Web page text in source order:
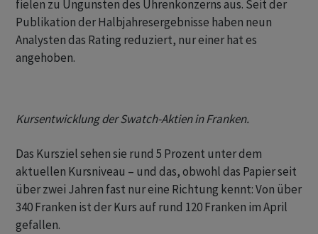
fielen zu Ungunsten des Uhrenkonzerns aus. Seit der
Publikation der Halbjahresergebnisse haben neun
Analysten das Rating reduziert, nur einer hat es
angehoben.
Kursentwicklung der Swatch-Aktien in Franken.
Das Kursziel sehen sie rund 5 Prozent unter dem
aktuellen Kursniveau – und das, obwohl das Papier seit
über zwei Jahren fast nur eine Richtung kennt: Von über
340 Franken ist der Kurs auf rund 120 Franken im April
gefallen.